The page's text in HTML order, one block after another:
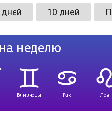
дней 10 дней
неделю
Близнецы Рак Лев